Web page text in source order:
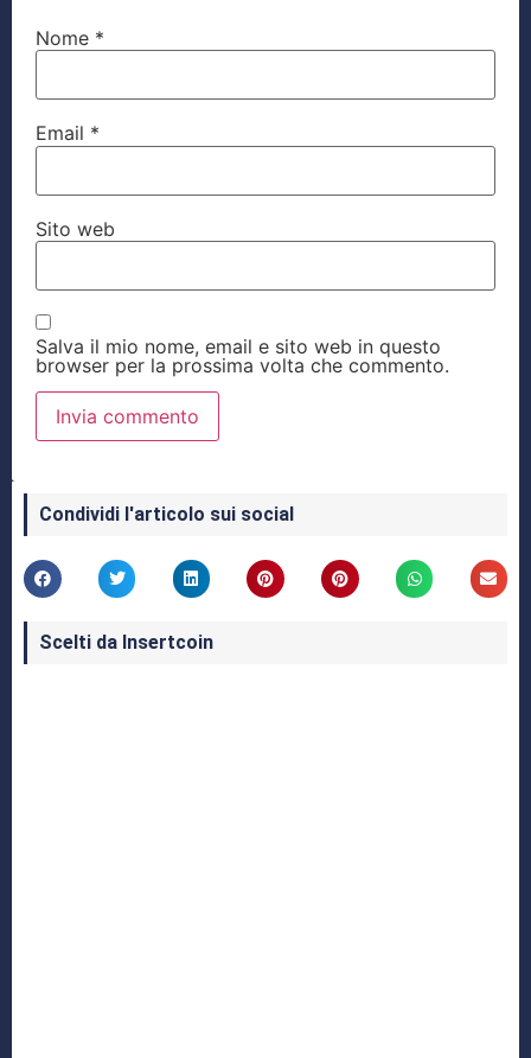
Nome *
Email *
Sito web
Salva il mio nome, email e sito web in questo
browser per la prossima volta che commento.
Condividi l'articolo sui social
Scelti da Insertcoin